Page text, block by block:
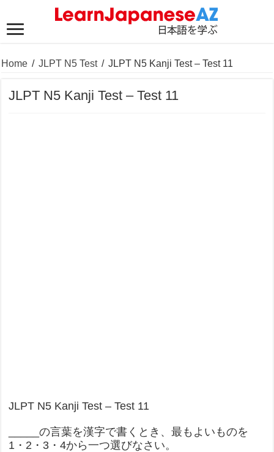
Home / JLPT N5 Test / JLPT N5 Kanji Test – Test 11
JLPT N5 Kanji Test – Test 11
JLPT N5 Kanji Test – Test 11
_____の言葉を漢字で書くとき、最もよいものを
1・2・3・4から一つ選びなさい。